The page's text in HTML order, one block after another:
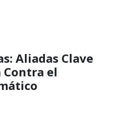
Aliadas Clave
Contra el